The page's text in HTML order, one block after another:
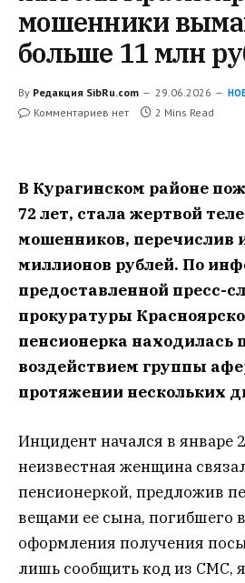
мошенники
больше 11 млн
By Редакция SibRu.com 29.06.2026
Комментариев нет 2 Mins Read
В Курагинском районе
72 лет, стала жертвой
мошенников, перечислив
миллионов рублей. По
предоставленной пресс-
прокуратуры
пенсионерка находилась
воздействием группы
протяжении нескольких
Инцидент начался в январе
неизвестная женщина
пенсионеркой, предложив
вещами ее сына, погибшего
оформления получения
лишь сообщить код из СМС,